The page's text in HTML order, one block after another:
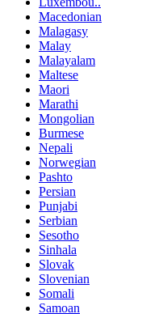
Macedonian
Malagasy
Malay
Malayalam
Maltese
Maori
Marathi
Mongolian
Burmese
Nepali
Norwegian
Pashto
Persian
Punjabi
Serbian
Sesotho
Sinhala
Slovak
Slovenian
Somali
Samoan